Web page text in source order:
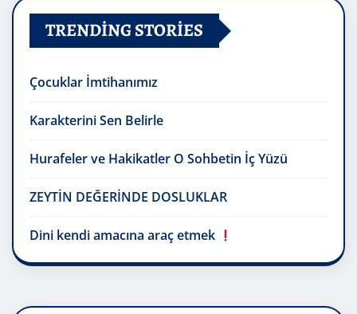
TRENDING STORIES
Çocuklar İmtihanımız
Karakterini Sen Belirle
Hurafeler ve Hakikatler O Sohbetin İç Yüzü
ZEYTİN DEĞERİNDE DOSLUKLAR
Dini kendi amacına araç etmek